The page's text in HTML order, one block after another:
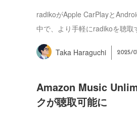
radikoがApple CarPlayと
中で、より手軽にradikoを聴
Taka Haraguchi 2025/
Amazon Music
クが聴取可能に